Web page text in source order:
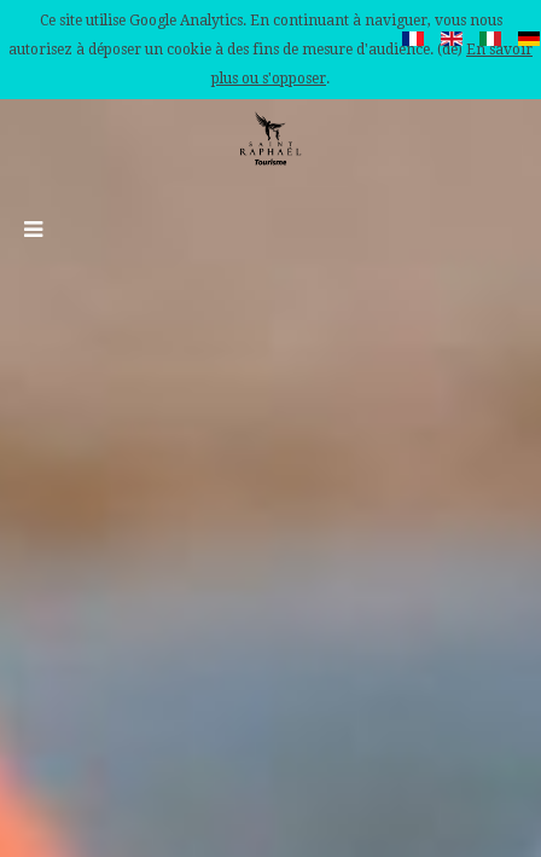
Ce site utilise Google Analytics. En continuant à naviguer, vous nous
autorisez à déposer un cookie à des fins de mesure d'audience. (de) En savoir
plus ou s'opposer.